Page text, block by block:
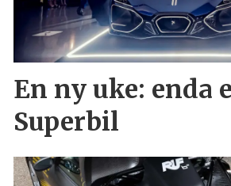
En ny uke: enda
Superbil